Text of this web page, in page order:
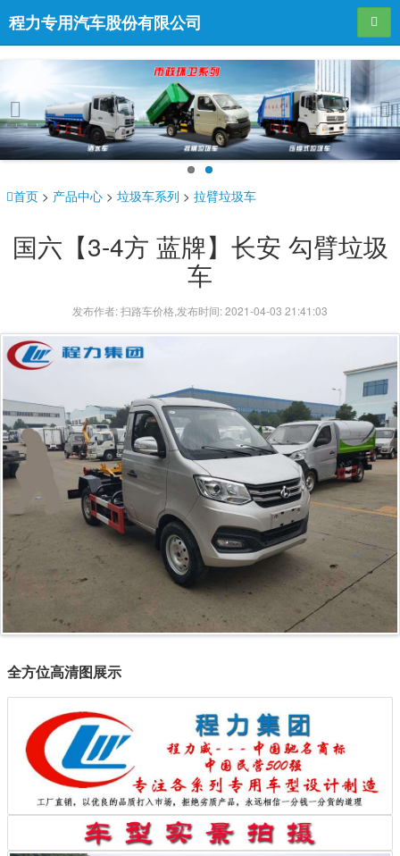
程力专用汽车股份有限公司 导航
Pr
evi
s
Ne
首页> 产品中心> 垃圾车系列 > 拉臂垃圾车
国六【3-4方 蓝牌】长安 勾臂垃圾
车
发布作者: 扫路车价格,发布时间: 2021-04-03 21:41:03
全方位高清图展示